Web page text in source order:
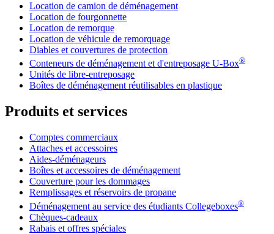
Location de camion de déménagement
Location de fourgonnette
Location de remorque
Location de véhicule de remorquage
Diables et couvertures de protection
Conteneurs de déménagement et d'entreposage U-Box®
Unités de libre-entreposage
Boîtes de déménagement réutilisables en plastique
Produits et services
Comptes commerciaux
Attaches et accessoires
Aides-déménageurs
Boîtes et accessoires de déménagement
Couverture pour les dommages
Remplissages et réservoirs de propane
Déménagement au service des étudiants Collegeboxes®
Chèques-cadeaux
Rabais et offres spéciales